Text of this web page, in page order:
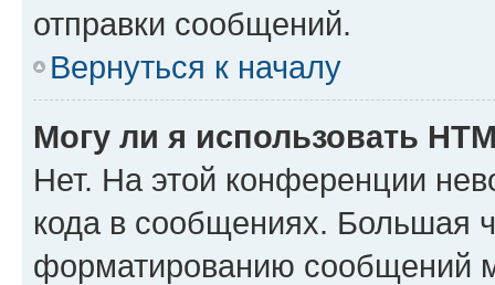
отправки сообщений.
Вернуться к началу
Могу ли я использовать
Нет. На этой конференции
кода в сообщениях. Большая
форматированию сообщений